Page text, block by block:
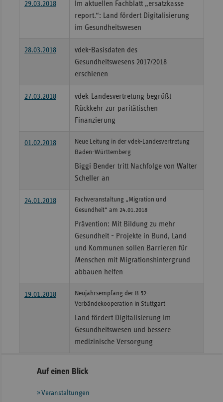
29.03.2018
Im aktuellen Fachblatt „ersatzkasse
report.“: Land fördert Digitalisierung
im Gesundheitswesen
28.03.2018
vdek-Basisdaten des
Gesundheitswesens 2017/2018
erschienen
27.03.2018
vdek-Landesvertretung begrüßt
Rückkehr zur paritätischen
Finanzierung
01.02.2018
Neue Leitung in der vdek-Landesvertretung
Baden-Württemberg
Biggi Bender tritt Nachfolge von Walter
Scheller an
24.01.2018
Fachveranstaltung „Migration und
Gesundheit“ am 24.01.2018
Prävention: Mit Bildung zu mehr
Gesundheit - Projekte in Bund, Land
und Kommunen sollen Barrieren für
Menschen mit Migrationshintergrund
abbauen helfen
19.01.2018
Neujahrsempfang der B 52-
Verbändekooperation in Stuttgart
Land fördert Digitalisierung im
Gesundheitswesen und bessere
medizinische Versorgung
Seitennavigation
Seitenleiste
weiteren
Auf einen Blick
Veranstaltungen